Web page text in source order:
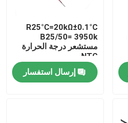
R25°C=20kΩ±0.1°C
B25/50= 3950k
مستشعر درجة الحرارة
NTC
إرسال استفسار